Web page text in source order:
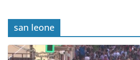
san leone